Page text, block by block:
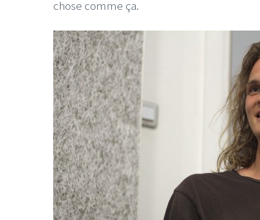
chose comme ça.